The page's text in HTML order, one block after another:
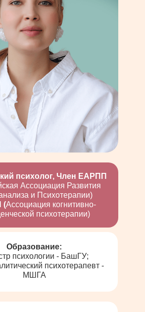
Образование:
психологии - БашГУ;
психотерапевт -
МШГА
психолог, Член ЕАРПП
Ассоциация Развития
и Психотерапии)
(Ассоциация когнитивно-
психотерапии)